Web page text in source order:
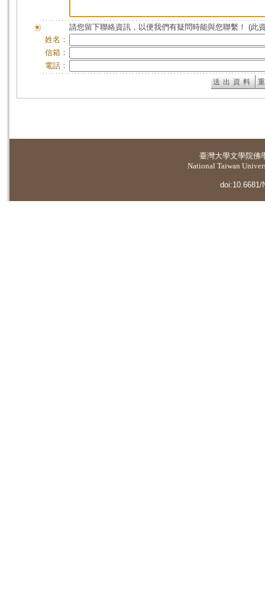
請您留下聯絡資訊，以便我們有疑問時能與您聯繫！ (此
姓名：
信箱：
電話：
臺灣大學文學院佛
National Taiwan
doi:10.6681/